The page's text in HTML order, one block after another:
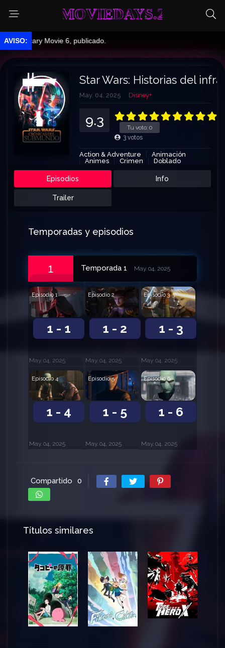
MOVIEDAYS.2
Movie 6, publicado.
Star Wars: Historias del
May. 04, 2025 Disney+
Tu voto: 0
9.3
3 votos
Action & Adventure
Animación
Animes
Crimen
Doblado
Episodios Info
Trailer
Temporadas y episodios
1 Temporada 1 May. 04, 2025
1 - 1
Episodio 1
May. 04, 2025
1 - 2
Episodio 2
May. 04, 2025
1 - 3
Episodio 3
May. 04, 2025
1 - 4
Episodio 4
May. 04, 2025
1 - 5
Episodio 5
May. 04, 2025
1 - 6
Episodio 6
May. 04, 2025
Compartido 0
Títulos similares